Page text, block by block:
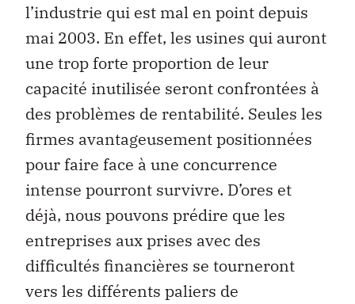
l’industrie qui est mal en point depuis
mai 2003. En effet, les usines qui auront
une trop forte proportion de leur
capacité inutilisée seront confrontées à
des problèmes de rentabilité. Seules les
firmes avantageusement positionnées
pour faire face à une concurrence
intense pourront survivre. D’ores et
déjà, nous pouvons prédire que les
entreprises aux prises avec des
difficultés financières se tourneront
vers les différents paliers de